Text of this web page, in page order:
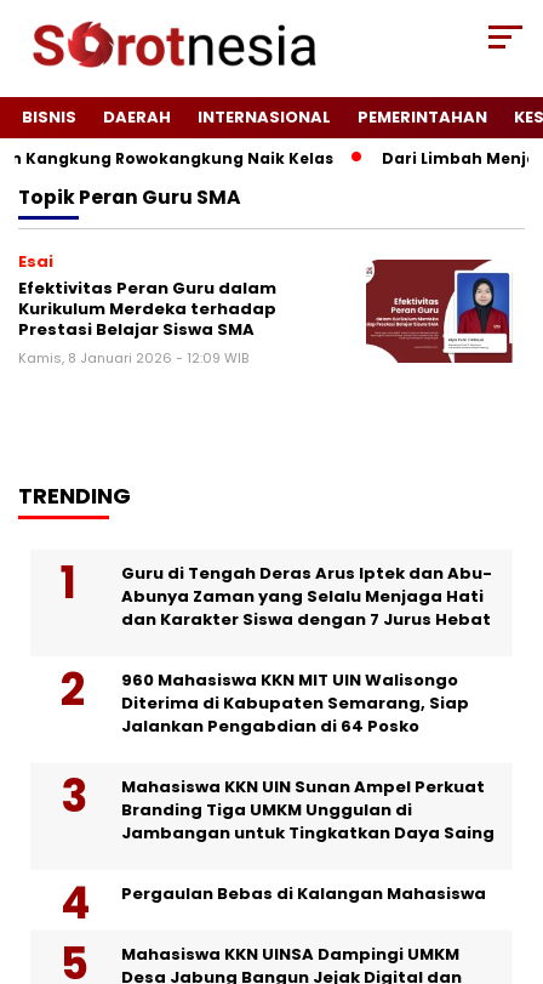
BISNIS DAERAH INTERNASIONAL PEMERINTAHAN
Kangkung Rowokangkung Naik Kelas Dari Limbah
TopikPeran Guru SMA
Esai
Efektivitas Peran Guru dalam
Kurikulum Merdeka terhadap
Prestasi Belajar Siswa SMA
Kamis, 8 Januari 2026 - 12:09 WIB
TRENDING
Guru di Tengah Deras Arus Iptek dan Abu-
Abunya Zaman yang Selalu Menjaga Hati
dan Karakter Siswa dengan 7 Jurus Hebat
960 Mahasiswa KKN MIT UIN Walisongo
Diterima di Kabupaten Semarang, Siap
Jalankan Pengabdian di 64 Posko
Mahasiswa KKN UIN Sunan Ampel Perkuat
Branding Tiga UMKM Unggulan di
Jambangan untuk Tingkatkan Daya Saing
Pergaulan Bebas di Kalangan Mahasiswa
Mahasiswa KKN UINSA Dampingi UMKM
Desa Jabung Bangun Jejak Digital dan